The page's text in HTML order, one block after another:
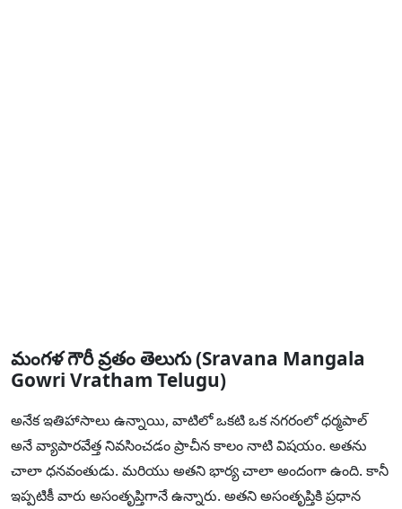
మంగళ గౌరీ వ్రతం తెలుగు (Sravana Mangala
Gowri Vratham Telugu)
అనేక ఇతిహాసాలు ఉన్నాయి, వాటిలో ఒకటి ఒక నగరంలో ధర్మపాల్
అనే వ్యాపారవేత్త నివసించడం ప్రాచీన కాలం నాటి విషయం. అతను
చాలా ధనవంతుడు. మరియు అతని భార్య చాలా అందంగా ఉంది. కానీ
ఇప్పటికీ వారు అసంతృప్తిగానే ఉన్నారు. అతని అసంతృప్తికి ప్రధాన